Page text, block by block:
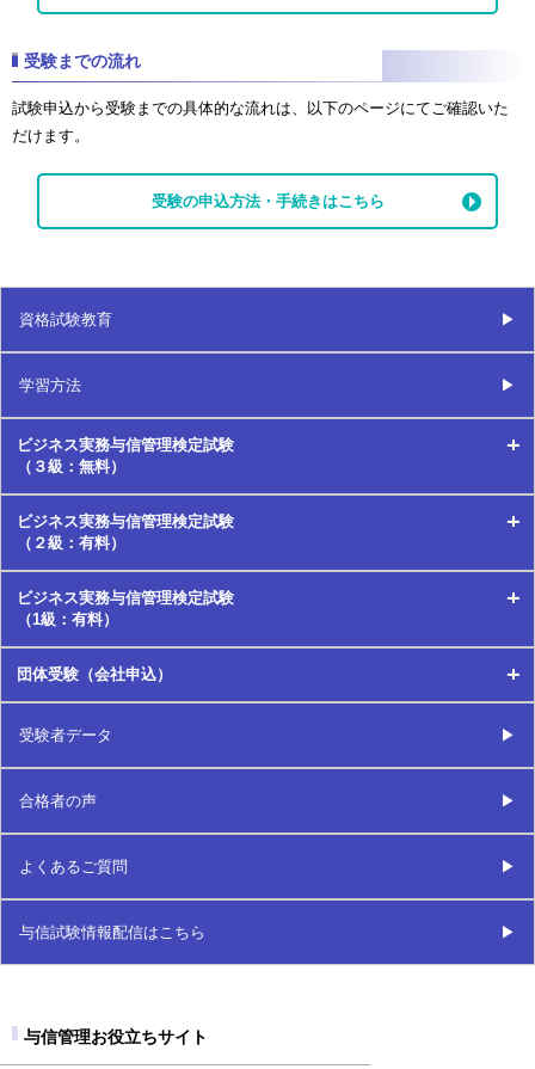
受験までの流れ
試験申込から受験までの具体的な流れは、以下のページにてご確認いた
だけます。
受験の申込方法・手続きはこちら
資格試験教育
学習方法
ビジネス実務与信管理検定試験
（３級：無料）
３級とは
試験要項
学習方法
３級合格対策アプリ
受験の申込方法・手続き
ビジネス実務与信管理検定試験
（２級：有料）
２級とは
試験要項
学習方法
ビジネス実務与信管理検定試験
（1級：有料）
１級とは
試験要項
学習方法
1級合格対策アプリ
受験の申込方法・手続き
団体受験（会社申込）
団体受験（会社申込）とは
導入事例
B社
C社
受験者データ
合格者の声
よくあるご質問
与信試験情報配信はこちら
与信管理お役立ちサイト